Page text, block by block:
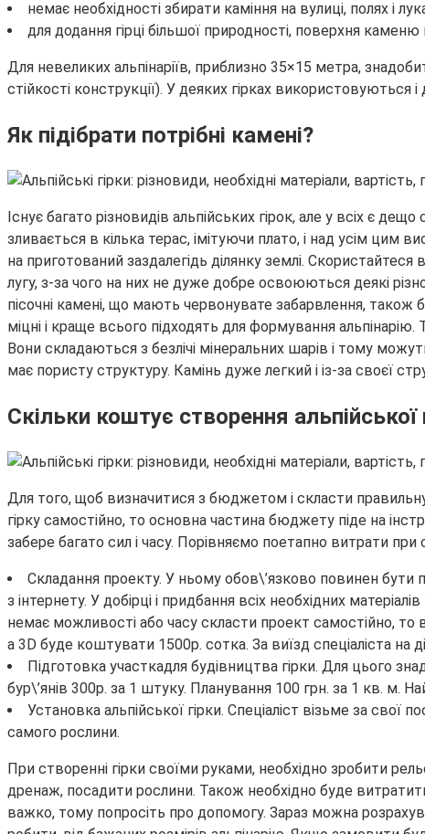
немає необхідності збирати каміння на вулиці, полях і
для додання гірці більшої природності, поверхня
Для невеликих альпінаріїв, приблизно 35×15 метра,
стійкості конструкції). У деяких гірках
Як підібрати потрібні камені?
Існує багато різновидів альпійських гірок, але у всіх є
зливається в кілька терас, імітуючи плато, і над усім цим
на приготований заздалегідь ділянку землі.
лугу, з-за чого на них не дуже добре освоюються деякі
пісочні камені, що мають червонувате забарвлення, також
міцні і краще всього підходять для формування
Вони складаються з безлічі мінеральних шарів і тому
має пористу структуру. Камінь дуже легкий і із-за своєї
Скільки коштує створення альпійської
Для того, щоб визначитися з бюджетом і скласти
гірку самостійно, то основна частина бюджету піде на
забере багато сил і часу. Порівняємо поетапно витрати при
Складання проекту. У ньому обов\’язково повинен бути
з інтернету. У добірці і придбання всіх необхідних
немає можливості або часу скласти проект самостійно, то
а 3D буде коштувати 1500р. сотка. За виїзд спеціаліста на
Підготовка участкадля будівництва гірки. Для цього
бур\’янів 300р. за 1 штуку. Планування 100 грн. за 1 кв. м.
Установка альпійської гірки. Спеціаліст візьме за
самого рослини.
При створенні гірки своїми руками, необхідно зробити
дренаж, посадити рослини. Також необхідно буде
важко, тому попросіть про допомогу. Зараз можна